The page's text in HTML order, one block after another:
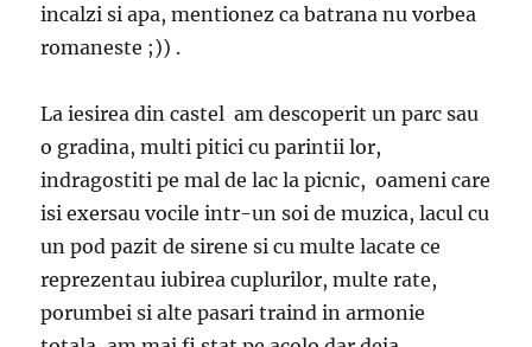
incalzi si apa, mentionez ca batrana nu vorbea
romaneste ;)) .
La iesirea din castel am descoperit un parc sau
o gradina, multi pitici cu parintii lor,
indragostiti pe mal de lac la picnic, oameni care
isi exersau vocile intr-un soi de muzica, lacul cu
un pod pazit de sirene si cu multe lacate ce
reprezentau iubirea cuplurilor, multe rate,
porumbei si alte pasari traind in armonie